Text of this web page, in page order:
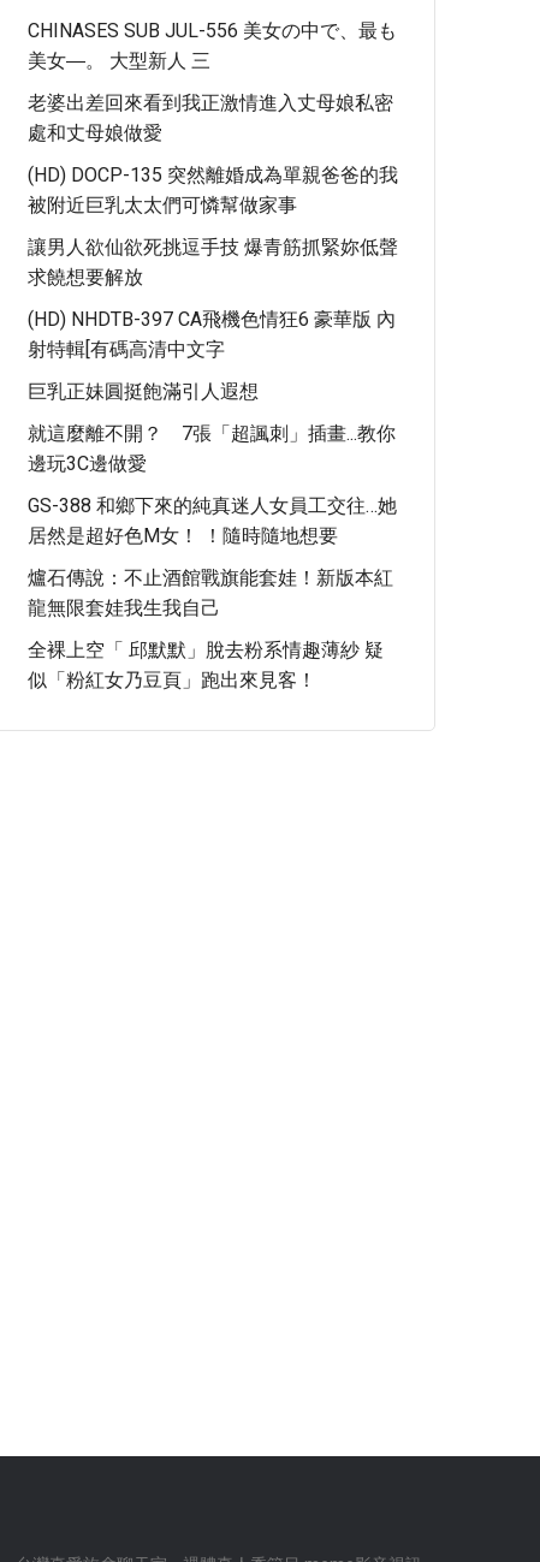
CHINASES SUB JUL-556 美女の中で、最も
美女―。 大型新人 三
老婆出差回來看到我正激情進入丈母娘私密
處和丈母娘做愛
(HD) DOCP-135 突然離婚成為單親爸爸的我
被附近巨乳太太們可憐幫做家事
讓男人欲仙欲死挑逗手技 爆青筋抓緊妳低聲
求饒想要解放
(HD) NHDTB-397 CA飛機色情狂6 豪華版 內
射特輯[有碼高清中文字
巨乳正妹圓挺飽滿引人遐想
就這麼離不開？ 7張「超諷刺」插畫...教你
邊玩3C邊做愛
GS-388 和鄉下來的純真迷人女員工交往…她
居然是超好色M女！ ！隨時隨地想要
爐石傳說：不止酒館戰旗能套娃！新版本紅
龍無限套娃我生我自己
全裸上空「 邱默默」脫去粉系情趣薄紗 疑
似「粉紅女乃豆頁」跑出來見客！